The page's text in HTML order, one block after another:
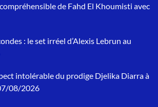
c
o
:
de Fahd El Khoumisti avec
: le set irréel d’Alexis Lebrun au
intolérable du prodige Djelika Diarra à
08/2026